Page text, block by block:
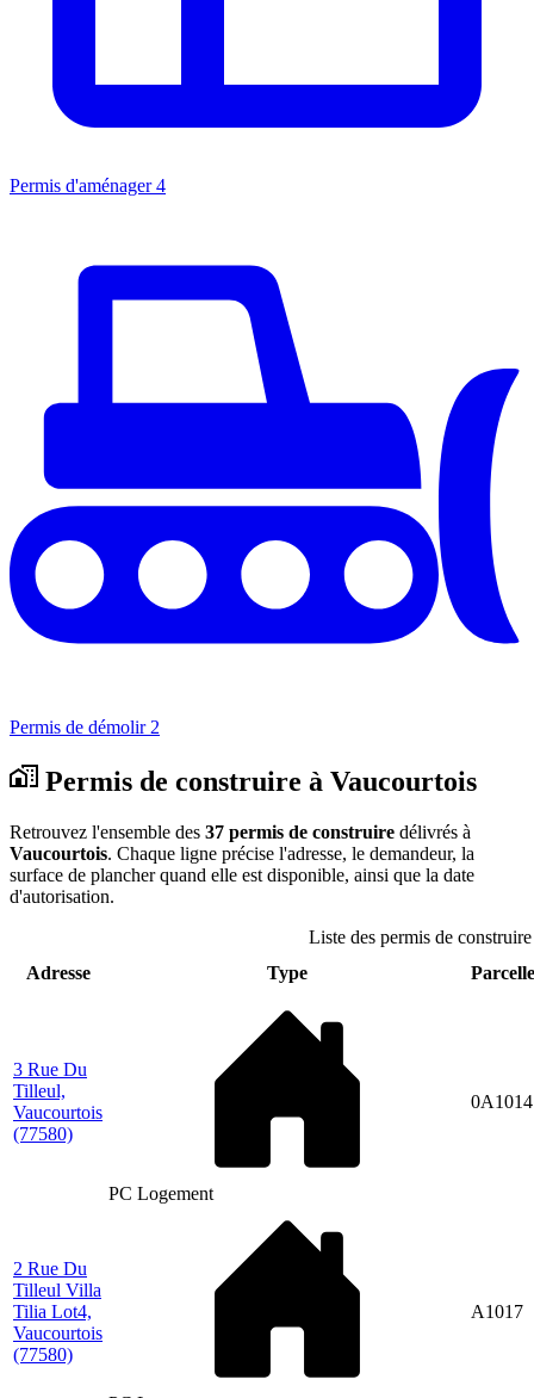
Permis d'aménager 4
Permis de démolir 2
Permis de construire à Vaucourtois
Retrouvez l'ensemble des 37 permis de construire délivrés à
Vaucourtois. Chaque ligne précise l'adresse, le demandeur, la
surface de plancher quand elle est disponible, ainsi que la date
d'autorisation.
Liste des permis de
Adresse
Type
3 Rue Du
Tilleul,
Vaucourtois
(77580)
PC Logement
0A1014
2 Rue Du
Tilleul Villa
Tilia Lot4,
Vaucourtois
(77580)
A1017